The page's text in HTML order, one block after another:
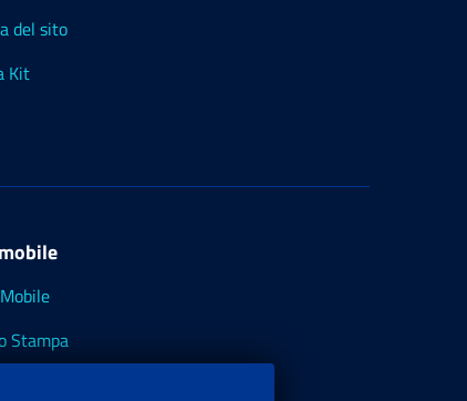
del sito
Kit
Stampa